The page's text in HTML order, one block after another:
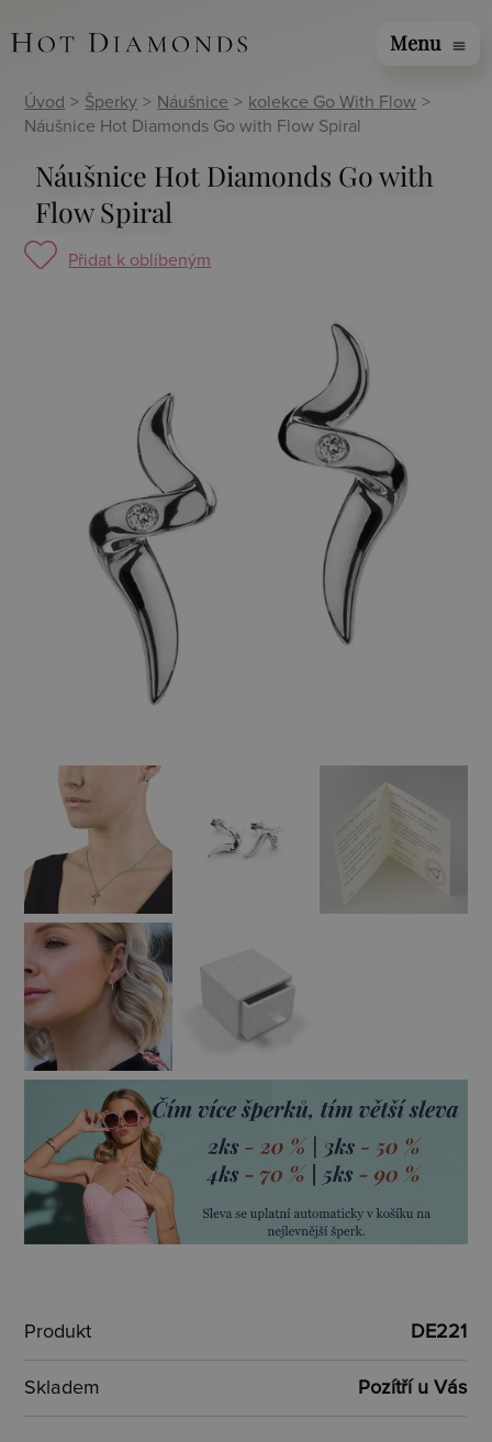
Menu menu
Úvod > Šperky > Náušnice > kolekce Go With Flow >
Náušnice Hot Diamonds Go with Flow Spiral
Náušnice Hot Diamonds Go with
Flow Spiral
Přidat k oblíbeným
Produkt DE221
Skladem Pozítří u Vás